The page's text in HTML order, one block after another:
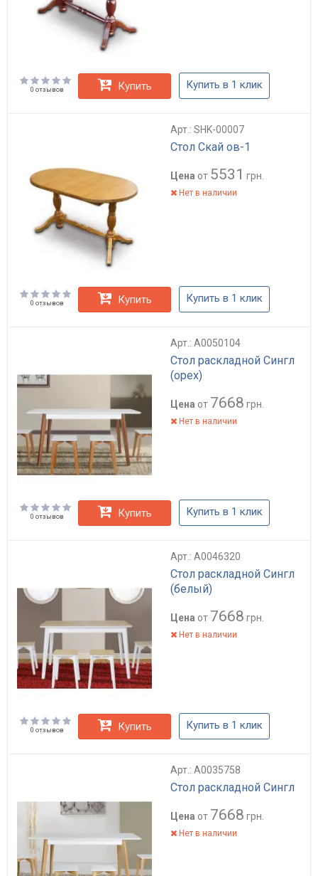
0 отзывов Купить Купить в 1 клик
Арт.: SHK-00007
Стол Скай ов-1
Цена от 5531 грн.
Нет в наличии
0 отзывов Купить Купить в 1 клик
Арт.: А0050104
Стол раскладной Сингл
(орех)
Цена от 7668 грн.
Нет в наличии
0 отзывов Купить Купить в 1 клик
Арт.: А0046320
Стол раскладной Сингл
(белый)
Цена от 7668 грн.
Нет в наличии
0 отзывов Купить Купить в 1 клик
Арт.: А0035758
Стол раскладной Сингл
Цена от 7668 грн.
Нет в наличии